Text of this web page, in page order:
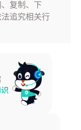
复制、下
追究相关行